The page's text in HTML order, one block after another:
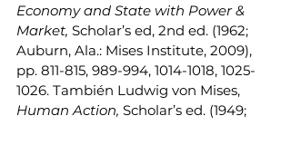
Economy and State with Power &
Market, Scholar’s ed, 2nd ed. (1962;
Auburn, Ala.: Mises Institute, 2009),
pp. 811-815, 989-994, 1014-1018, 1025-
1026. También Ludwig von Mises,
Human Action, Scholar’s ed. (1949;